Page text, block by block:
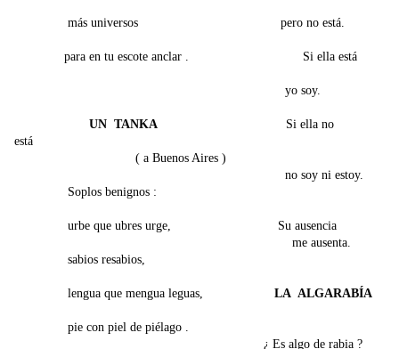
más universos pero no está.
para en tu escote anclar . Si ella está
yo soy.
UN TANKA
Si ella no
está
( a Buenos Aires )
no soy ni estoy.
Soplos benignos :
urbe que ubres urge, Su ausencia
me ausenta.
sabios resabios,
lengua que mengua leguas, LA ALGARABÍA
pie con piel de piélago .
¿ Es algo de rabia ?